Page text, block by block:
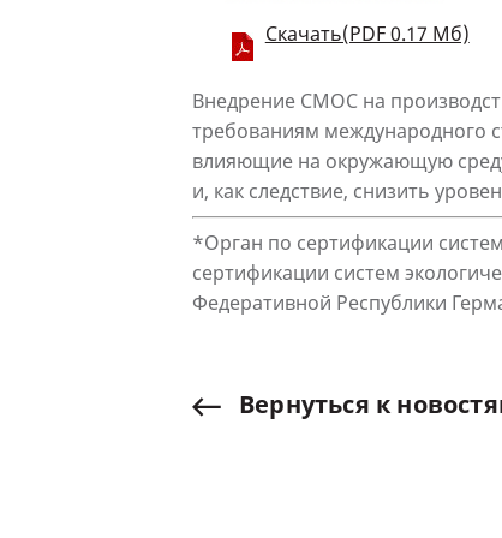
Скачать(PDF 0.17 Мб)
Внедрение СМОС на
требованиям международного
влияющие на окружающую
и, как следствие, снизить
*Орган по сертификации
сертификации систем
Федеративной Республики
Вернуться к